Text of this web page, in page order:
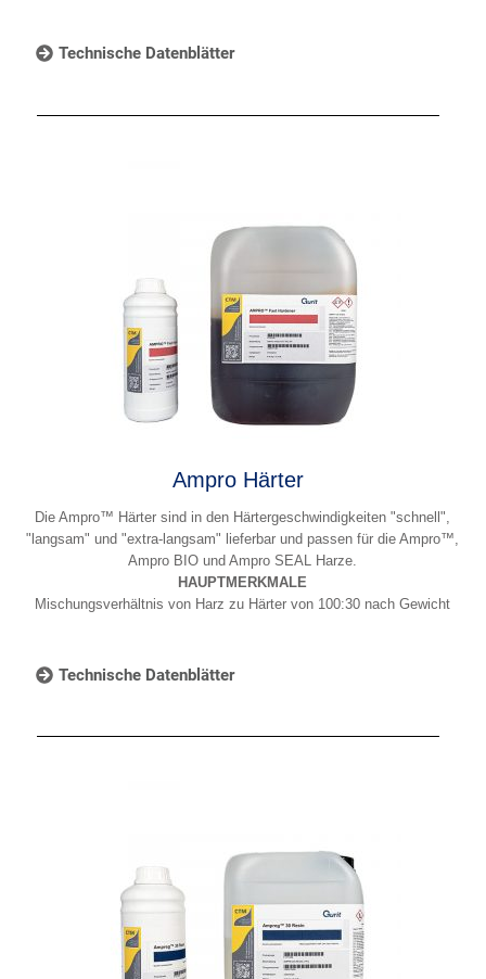
Technische Datenblätter
Ampro Härter
Die Ampro™ Härter sind in den Härtergeschwindigkeiten "schnell",
"langsam" und "extra-langsam" lieferbar und passen für die Ampro™,
Ampro BIO und Ampro SEAL Harze.
HAUPTMERKMALE
Mischungsverhältnis von Harz zu Härter von 100:30 nach Gewicht
Technische Datenblätter